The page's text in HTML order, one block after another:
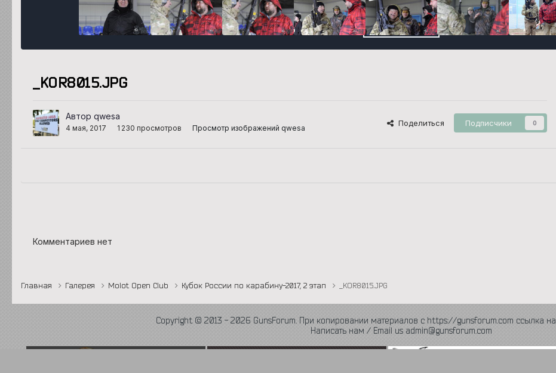
_KOR8015.JPG
Автор qwesa
4 мая, 2017 1 230 просмотров Просмотр изображений qwesa
Поделиться Подписчики 0
Комментариев нет
Главная Галерея Molot Open Club Кубок России по карабину-2017, 2 этап _KOR8015.JPG
Copyright © 2013 - 2026 GunsForum. При копировании материалов с https://gunsforum.com ссылка на
Написать нам / Email us admin@gunsforum.com